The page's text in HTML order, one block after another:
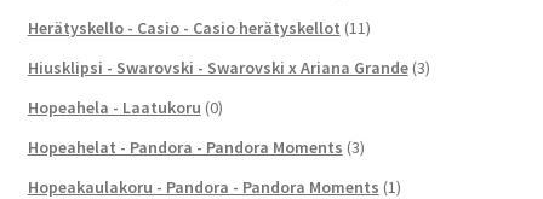
Herätyskello - Casio - Casio herätyskellot (11)
Hiusklipsi - Swarovski - Swarovski x Ariana Grande (3)
Hopeahela - Laatukoru (0)
Hopeahelat - Pandora - Pandora Moments (3)
Hopeakaulakoru - Pandora - Pandora Moments (1)